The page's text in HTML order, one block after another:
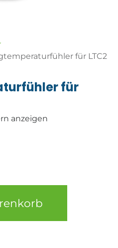
für LTC2
für
anzeigen